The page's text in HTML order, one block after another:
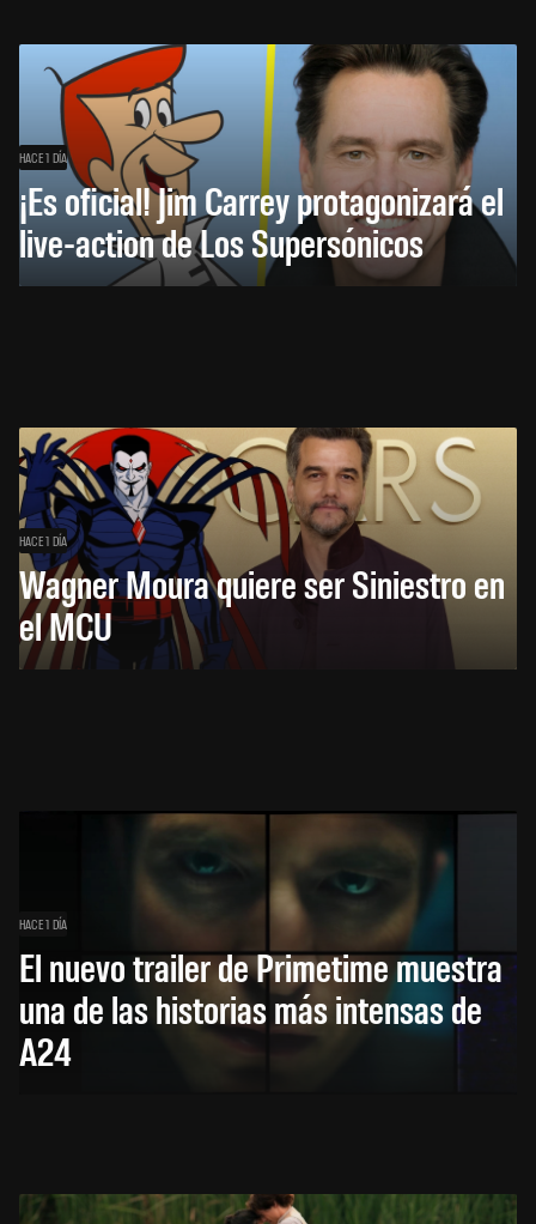
HACE 1 DÍA
¡Es oficial! Jim Carrey protagonizará el
live-action de Los Supersónicos
HACE 1 DÍA
Wagner Moura quiere ser Siniestro en
el MCU
HACE 1 DÍA
El nuevo trailer de Primetime muestra
una de las historias más intensas de
A24